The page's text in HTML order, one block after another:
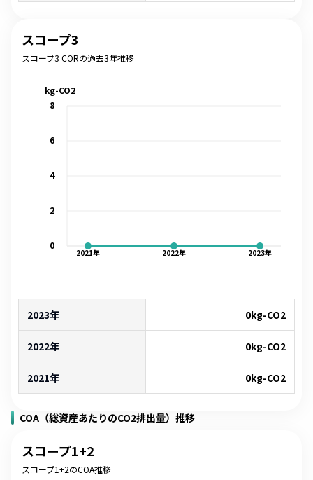
スコープ3
スコープ3 CORの過去3年推移
2021年 2022年 2023年
0
2
4
6
8
kg-CO2
2023年 0kg-CO2
2022年 0kg-CO2
2021年 0kg-CO2
COA（総資産あたりのCO2排出量）推移
スコープ1+2
スコープ1+2のCOA推移